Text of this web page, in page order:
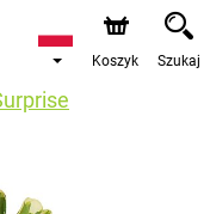
Koszyk Szukaj